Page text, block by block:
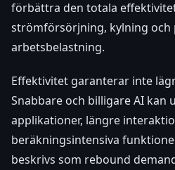
förbättra den totala
strömförsörjning, kylning och
arbetsbelastning.
Effektivitet garanterar inte
Snabbare och billigare AI
applikationer, längre
beräkningsintensiva
beskrivs som rebound